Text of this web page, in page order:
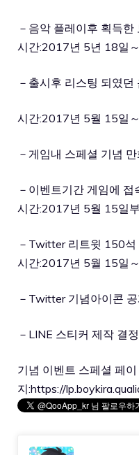
－음악 플레이후 획득
시간:2017년 5년 18일
－출시후 리스팅 되였던
시간:2017년 5월 15일
－게임내 스페셜 기념
－이벤트기간 게임에
시간:2017년 5월 15일
－Twitter 리트윗 150석
시간:2017년 5월 15일
－Twitter 기념아이콘 공
－LINE 스티커 제작 결정
기념 이벤트 스페셜 페이
지:https://